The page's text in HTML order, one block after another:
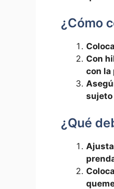
¿Cómo
Con
con la
‌sujeto
¿Qué